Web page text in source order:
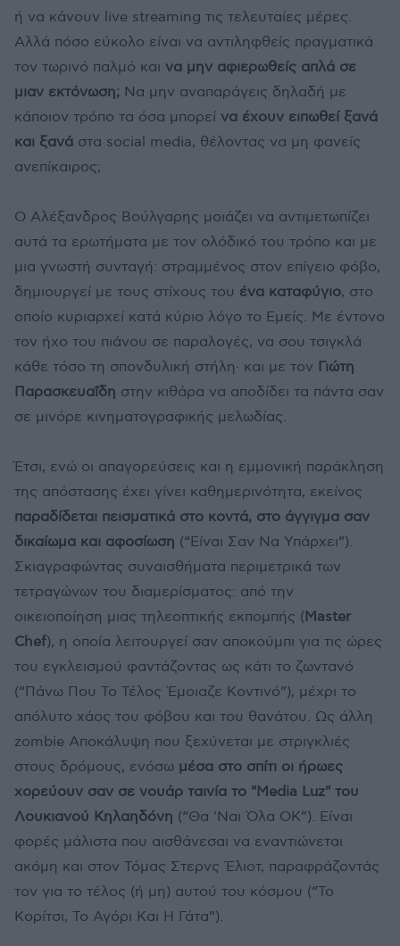
ή να κάνουν live streaming τις τελευταίες μέρες.
Αλλά πόσο εύκολο είναι να αντιληφθείς πραγματικά
τον τωρινό παλμό και να μην αφιερωθείς απλά σε
μιαν εκτόνωση; Να μην αναπαράγεις δηλαδή με
κάποιον τρόπο τα όσα μπορεί να έχουν ειπωθεί ξανά
και ξανά στα social media, θέλοντας να μη φανείς
ανεπίκαιρος;
Ο Αλέξανδρος Βούλγαρης μοιάζει να αντιμετωπίζει
αυτά τα ερωτήματα με τον ολόδικό του τρόπο και με
μια γνωστή συνταγή: στραμμένος στον επίγειο φόβο,
δημιουργεί με τους στίχους του ένα καταφύγιο, στο
οποίο κυριαρχεί κατά κύριο λόγο το Εμείς. Με έντονο
τον ήχο του πιάνου σε παραλογές, να σου τσιγκλά
κάθε τόσο τη σπονδυλική στήλη· και με τον Γιώτη
Παρασκευαΐδη στην κιθάρα να αποδίδει τα πάντα σαν
σε μινόρε κινηματογραφικής μελωδίας.
Έτσι, ενώ οι απαγορεύσεις και η εμμονική παράκληση
της απόστασης έχει γίνει καθημερινότητα, εκείνος
παραδίδεται πεισματικά στο κοντά, στο άγγιγμα σαν
δικαίωμα και αφοσίωση (“Είναι Σαν Να Υπάρχει”).
Σκιαγραφώντας συναισθήματα περιμετρικά των
τετραγώνων του διαμερίσματος: από την
οικειοποίηση μιας τηλεοπτικής εκπομπής (Μaster
Chef), η οποία λειτουργεί σαν αποκούμπι για τις ώρες
του εγκλεισμού φαντάζοντας ως κάτι το ζωντανό
(“Πάνω Που Το Τέλος Έμοιαζε Κοντινό”), μέχρι το
απόλυτο χάος του φόβου και του θανάτου. Ως άλλη
zombie Αποκάλυψη που ξεχύνεται με στριγκλιές
στους δρόμους, ενόσω μέσα στο σπίτι οι ήρωες
χορεύουν σαν σε νουάρ ταινία το "Media Luz" του
Λουκιανού Κηλαηδόνη (“Θα 'Ναι Όλα ΟΚ”). Είναι
φορές μάλιστα που αισθάνεσαι να εναντιώνεται
ακόμη και στον Τόμας Στερνς Έλιοτ, παραφράζοντάς
τον για το τέλος (ή μη) αυτού του κόσμου (“Το
Κορίτσι, Το Αγόρι Και Η Γάτα”).